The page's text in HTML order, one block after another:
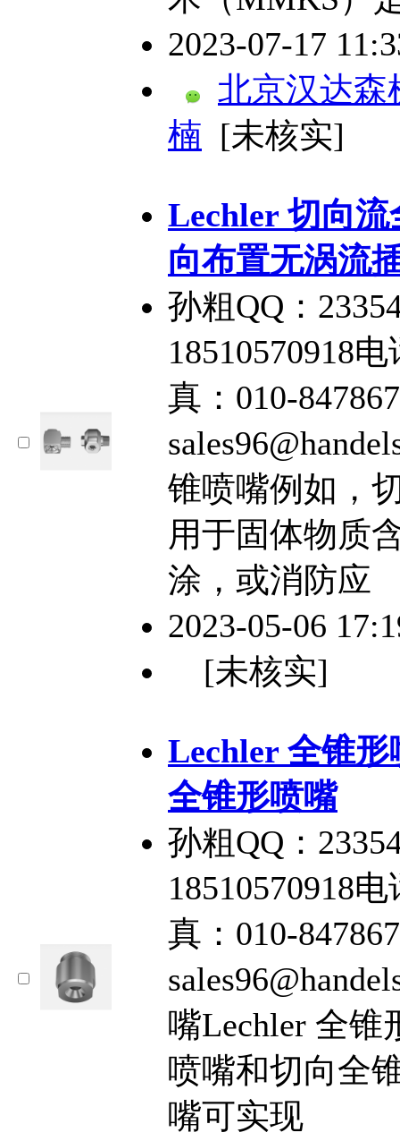
2023-07-17
北京汉达森
楠 [未核实]
Lechler 切向流
向布置无涡流
孙粗QQ：
18510570918
真：010-
锥喷嘴例如，
用于固体物质
涂，或消防应
2023-05-06
[未核实]
Lechler 全锥形
全锥形喷嘴
孙粗QQ：
18510570918
真：010-
嘴Lechler 全
喷嘴和切向全
嘴可实现